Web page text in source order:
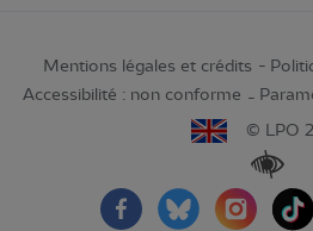
Mentions légales et crédits
Accessibilité : non conforme
© LPO